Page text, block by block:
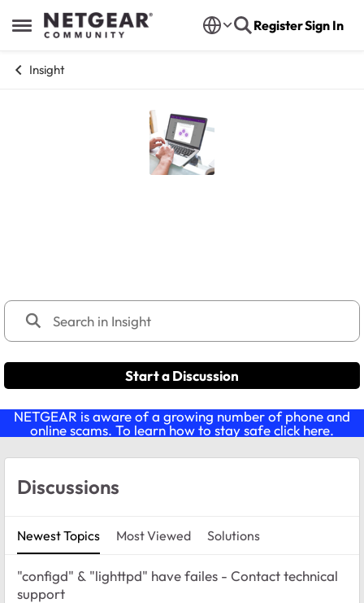
Open Side Menu
Skip to content RegisterSign In
Insight
Start a Discussion
NETGEAR is aware of a growing number of phone and
online scams. To learn how to stay safe click here.
Forum Widgets
Discussions
Newest Topics Most Viewed Solutions
"configd" & "lighttpd" have failes - Contact technical
support